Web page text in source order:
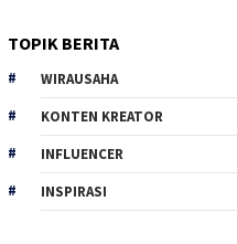
TOPIK BERITA
WIRAUSAHA
KONTEN KREATOR
INFLUENCER
INSPIRASI